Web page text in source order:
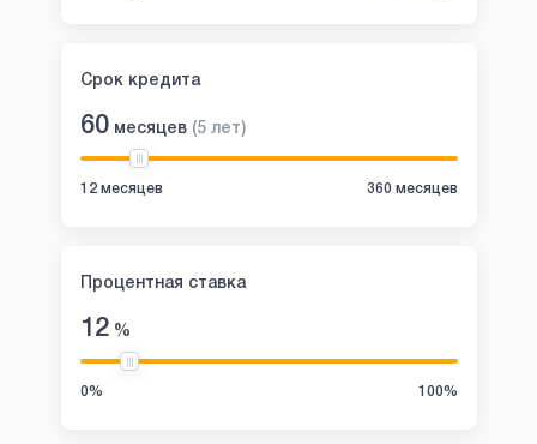
Срок кредита
60 месяцев (5 лет)
12 месяцев 360 месяцев
Процентная ставка
12%
0% 100%